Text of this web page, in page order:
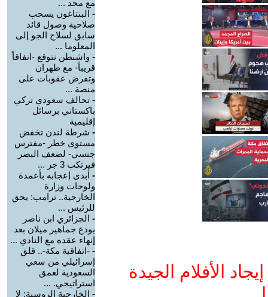
الأفلام الجيدة
مع محد ...
- البنتاغون يسحب
صلاحية وصول قائد
سابق لسلاح الجو إلى
المعلوما ...
- واشنطن تتوقع -اتفاقاً
قريباً- مع طهران
وتفرض عقوبات على
منصة ...
- تحالف سعودي تركي
باكستاني برسائل
إقليمية
- شرطة لندن تخفض
مستوى خطر -مفترس
جنسي- لضعف البصر
فيرتكب 3 جر ...
- أبدى إعجابه بأعمدة
ولوحات وزارة
الخارجية.. ترامب: يحق
للرئيس ...
- الجزائري ابن ناصر
يودع جماهير ميلان بعد
إنهاء عقده مع النادي ...
- -اتفاقية مكة-.. قلق
إسرائيلي من سعي
السعودية لعمق
استراتيجي. ...
- الخارجية الروسية: لا